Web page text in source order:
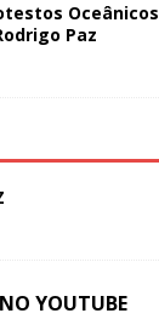
Oceânicos
Paz
YOUTUBE